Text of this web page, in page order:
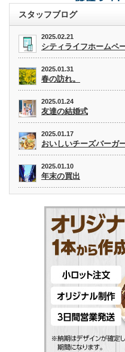
スタッフブログ
2025.02.21
シティライフホーム
2025.01.31
春の訪れ。
2025.01.24
友達の結婚式
2025.01.17
おいしいチーズバーガ
2025.01.10
年末の買出